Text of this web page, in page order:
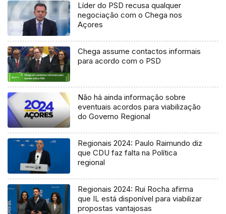
Líder do PSD recusa qualquer
negociação com o Chega nos
Açores
Chega assume contactos informais
para acordo com o PSD
Não há ainda informação sobre
eventuais acordos para viabilização
do Governo Regional
Regionais 2024: Paulo Raimundo diz
que CDU faz falta na Política
regional
Regionais 2024: Rui Rocha afirma
que IL está disponível para viabilizar
propostas vantajosas